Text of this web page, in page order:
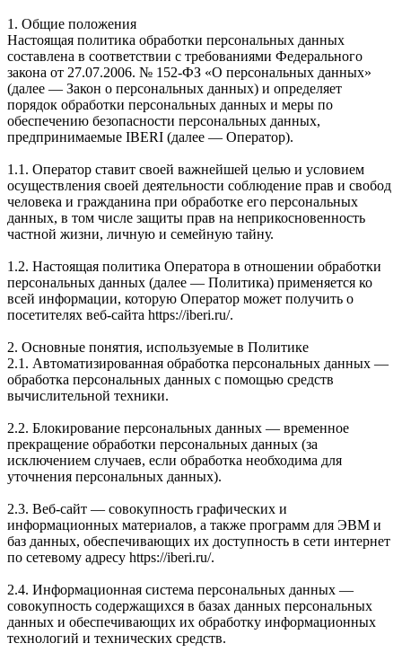
1. Общие положения
Настоящая политика обработки персональных данных
составлена в соответствии с требованиями Федерального
закона от 27.07.2006. № 152-ФЗ «О персональных данных»
(далее — Закон о персональных данных) и определяет
порядок обработки персональных данных и меры по
обеспечению безопасности персональных данных,
предпринимаемые IBERI (далее — Оператор).
1.1. Оператор ставит своей важнейшей целью и условием
осуществления своей деятельности соблюдение прав и свобод
человека и гражданина при обработке его персональных
данных, в том числе защиты прав на неприкосновенность
частной жизни, личную и семейную тайну.
1.2. Настоящая политика Оператора в отношении обработки
персональных данных (далее — Политика) применяется ко
всей информации, которую Оператор может получить о
посетителях веб-сайта https://iberi.ru/.
2. Основные понятия, используемые в Политике
2.1. Автоматизированная обработка персональных данных —
обработка персональных данных с помощью средств
вычислительной техники.
2.2. Блокирование персональных данных — временное
прекращение обработки персональных данных (за
исключением случаев, если обработка необходима для
уточнения персональных данных).
2.3. Веб-сайт — совокупность графических и
информационных материалов, а также программ для ЭВМ и
баз данных, обеспечивающих их доступность в сети интернет
по сетевому адресу https://iberi.ru/.
2.4. Информационная система персональных данных —
совокупность содержащихся в базах данных персональных
данных и обеспечивающих их обработку информационных
технологий и технических средств.